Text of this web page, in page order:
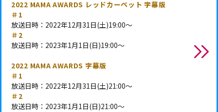
2022 MAMA AWARDS レッドカーペット 字幕版
＃1
放送日時：2022年12月31日(土)19:00～
＃2
放送日時：2023年1月1日(日)19:00～
2022 MAMA AWARDS 字幕版
＃1
放送日時：2022年12月31日(土)21:00～
＃2
放送日時：2023年1月1日(日)21:00～